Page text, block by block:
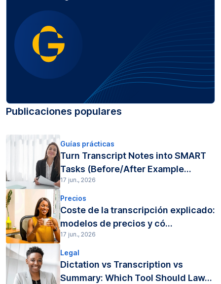
Publicaciones populares
Guías prácticas
Turn Transcript Notes into SMART
Tasks (Before/After Example...
17 jun., 2026
Precios
Coste de la transcripción explicado:
modelos de precios y có...
17 jun., 2026
Legal
Dictation vs Transcription vs
Summary: Which Tool Should Law...